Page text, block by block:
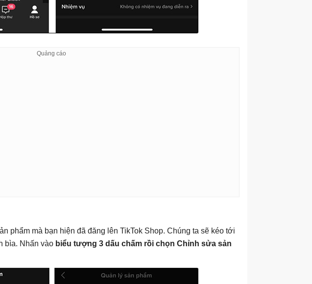
phẩm mà bạn hiện đã đăng lên TikTok Shop. Chúng ta sẽ kéo tới
bìa. Nhấn vào biểu tượng 3 dấu chấm rồi chọn Chỉnh sửa sản